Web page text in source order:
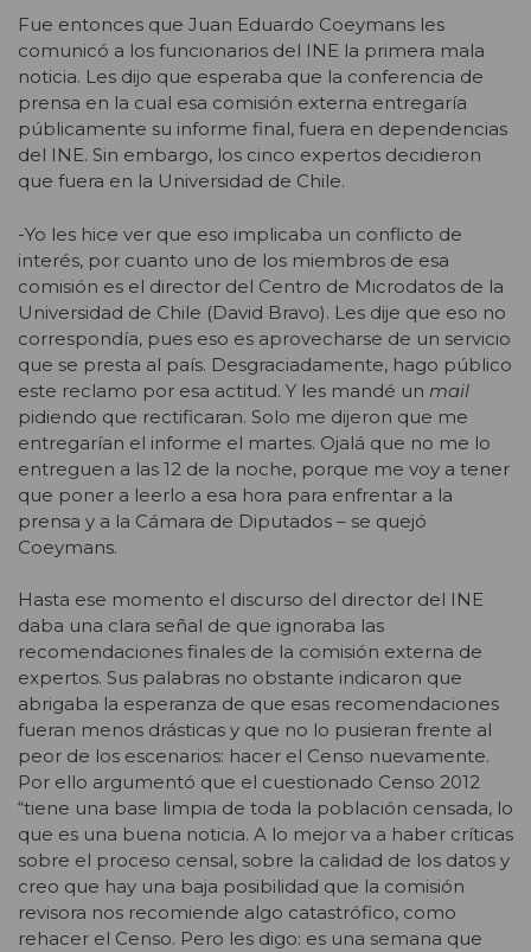
Fue entonces que Juan Eduardo Coeymans les
comunicó a los funcionarios del INE la primera mala
noticia. Les dijo que esperaba que la conferencia de
prensa en la cual esa comisión externa entregaría
públicamente su informe final, fuera en dependencias
del INE. Sin embargo, los cinco expertos decidieron
que fuera en la Universidad de Chile.
-Yo les hice ver que eso implicaba un conflicto de
interés, por cuanto uno de los miembros de esa
comisión es el director del Centro de Microdatos de la
Universidad de Chile (David Bravo). Les dije que eso no
correspondía, pues eso es aprovecharse de un servicio
que se presta al país. Desgraciadamente, hago público
este reclamo por esa actitud. Y les mandé un mail
pidiendo que rectificaran. Solo me dijeron que me
entregarían el informe el martes. Ojalá que no me lo
entreguen a las 12 de la noche, porque me voy a tener
que poner a leerlo a esa hora para enfrentar a la
prensa y a la Cámara de Diputados – se quejó
Coeymans.
Hasta ese momento el discurso del director del INE
daba una clara señal de que ignoraba las
recomendaciones finales de la comisión externa de
expertos. Sus palabras no obstante indicaron que
abrigaba la esperanza de que esas recomendaciones
fueran menos drásticas y que no lo pusieran frente al
peor de los escenarios: hacer el Censo nuevamente.
Por ello argumentó que el cuestionado Censo 2012
“tiene una base limpia de toda la población censada, lo
que es una buena noticia. A lo mejor va a haber críticas
sobre el proceso censal, sobre la calidad de los datos y
creo que hay una baja posibilidad que la comisión
revisora nos recomiende algo catastrófico, como
rehacer el Censo. Pero les digo: es una semana que